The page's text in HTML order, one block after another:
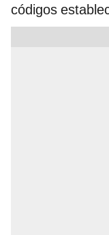
códigos